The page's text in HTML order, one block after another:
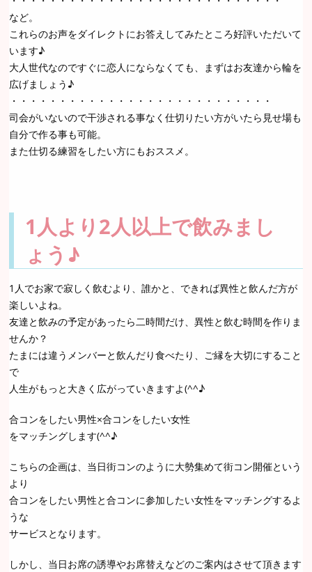
など。
これらのお声をダイレクトにお答えしてみたところ好評いただいて
います♪
大人世代なのですぐに恋人にならなくても、まずはお友達から輪を
広げましょう♪
・・・・・・・・・・・・・・・・・・・・・・・・・・・
司会がいないので干渉される事なく仕切りたい方がいたら見せ場も
自分で作る事も可能。
また仕切る練習をしたい方にもおススメ。
1人より2人以上で飲みまし
ょう♪
1人でお家で寂しく飲むより、誰かと、できれば異性と飲んだ方が
楽しいよね。
友達と飲みの予定があったら二時間だけ、異性と飲む時間を作りま
せんか？
たまには違うメンバーと飲んだり食べたり、ご縁を大切にすること
で
人生がもっと大きく広がっていきますよ(^^♪
合コンをしたい男性×合コンをしたい女性
をマッチングします(^^♪
こちらの企画は、当日街コンのように大勢集めて街コン開催という
より
合コンをしたい男性と合コンに参加したい女性をマッチングするよ
うな
サービスとなります。
しかし、当日お席の誘導やお席替えなどのご案内はさせて頂きます